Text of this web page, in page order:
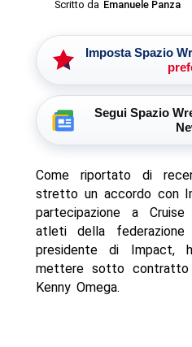
Scritto da Emanuele Panza
Imposta Spazio
Segui Spazio
Come riportato di
stretto un accordo con
partecipazione a
atleti della
presidente di Impact,
mettere sotto contratto
Kenny Omega.